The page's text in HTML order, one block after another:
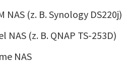
NAS (z. B. Synology DS220j)
NAS (z. B. QNAP TS-253D)
NAS